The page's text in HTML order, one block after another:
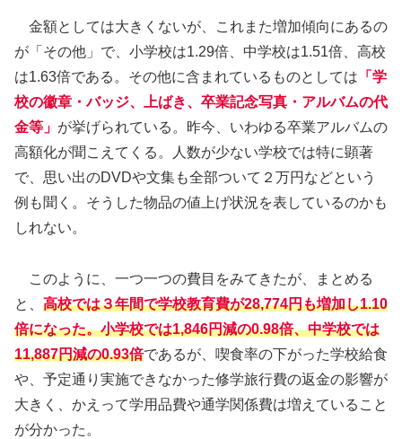
金額としては大きくないが、これまた増加傾向にあるの
が「その他」で、小学校は1.29倍、中学校は1.51倍、高校
は1.63倍である。その他に含まれているものとしては 「学
校の徽章・バッジ、上ばき、卒業記念写真・アルバムの代
金等」 が挙げられている。昨今、いわゆる卒業アルバムの
高額化が聞こえてくる。人数が少ない学校では特に顕著
で、思い出のDVDや文集も全部ついて２万円などという
例も聞く。そうした物品の値上げ状況を表しているのかも
しれない。
このように、一つ一つの費目をみてきたが、まとめる
と、 高校では３年間で学校教育費が28,774円も増加し1.10
倍になった。小学校では1,846円減の0.98倍、中学校では
11,887円減の0.93倍であるが、喫食率の下がった学校給食
や、予定通り実施できなかった修学旅行費の返金の影響が
大きく、かえって学用品費や通学関係費は増えていること
が分かった。